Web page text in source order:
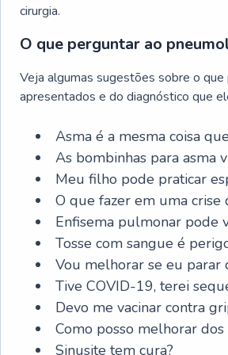
cirurgia.
O que perguntar ao
Veja algumas sugestões sobre o
apresentados e do diagnóstico que
Asma é a mesma coisa
As bombinhas para asma
Meu filho pode praticar
O que fazer em uma crise
Enfisema pulmonar pode
Tosse com sangue é
Vou melhorar se eu parar
Tive COVID-19, terei
Devo me vacinar contra
Como posso melhorar
Sinusite tem cura?